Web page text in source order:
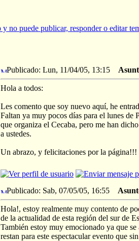
Publicado: Lun, 11/04/05, 13:15
Hola a todos:
Les comento que soy nuevo aquí, he
Faltan ya muy pocos días para el lunes de
que organiza el Cecaba, pero me han
a ustedes.
Un abrazo, y felicitaciones por la página!!!
Publicado: Sab, 07/05/05, 16:55
Hola!, estoy realmente muy contento de
de la actualidad de esta región del sur de
También estoy muy emocionado ya que
restan para este espectacular evento que